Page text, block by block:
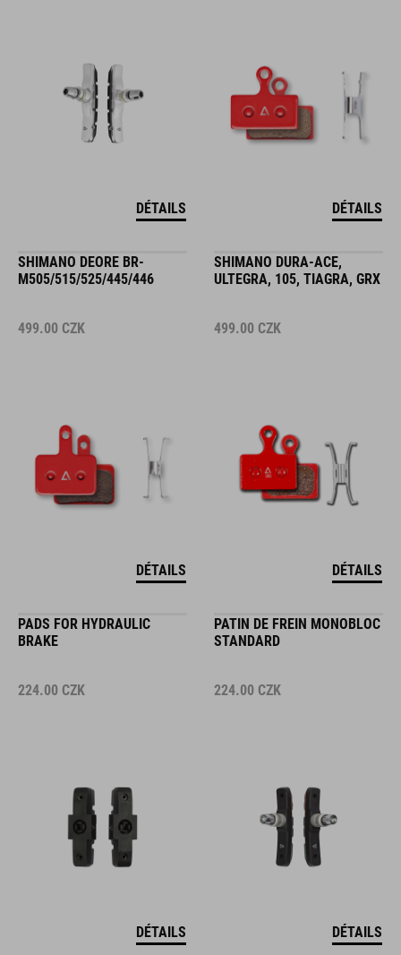
DÉTAILS DÉTAILS
SHIMANO DEORE BR-
M505/515/525/445/446
499.00 CZK
DÉTAILS
SHIMANO DURA-ACE,
ULTEGRA, 105, TIAGRA, GRX
499.00 CZK
DÉTAILS
PADS FOR HYDRAULIC
BRAKE
224.00 CZK
DÉTAILS
PATIN DE FREIN MONOBLOC
STANDARD
224.00 CZK
DÉTAILS